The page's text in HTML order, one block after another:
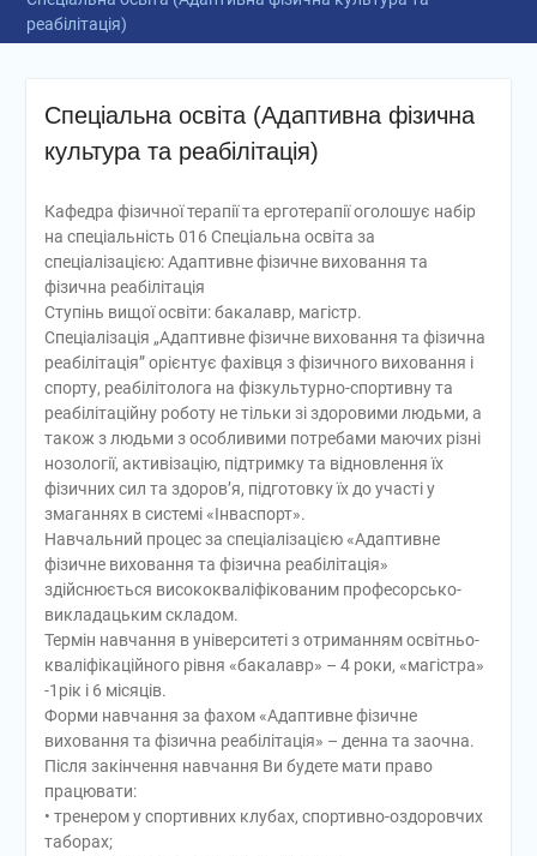
реабілітація)
Спеціальна освіта (Адаптивна фізична
культура та реабілітація)
Кафедра фізичної терапії та ерготерапії оголошує набір
на спеціальність 016 Спеціальна освіта за
спеціалізацією: Адаптивне фізичне виховання та
фізична реабілітація
Ступінь вищої освіти: бакалавр, магістр.
Спеціалізація „Адаптивне фізичне виховання та фізична
реабілітація” орієнтує фахівця з фізичного виховання і
спорту, реабілітолога на фізкультурно-спортивну та
реабілітаційну роботу не тільки зі здоровими людьми, а
також з людьми з особливими потребами маючих різні
нозології, активізацію, підтримку та відновлення їх
фізичних сил та здоров’я, підготовку їх до участі у
змаганнях в системі «Інваспорт».
Навчальний процес за спеціалізацією «Адаптивне
фізичне виховання та фізична реабілітація»
здійснюється висококваліфікованим професорсько-
викладацьким складом.
Термін навчання в університеті з отриманням освітньо-
кваліфікаційного рівня «бакалавр» – 4 роки, «магістра»
-1рік і 6 місяців.
Форми навчання за фахом «Адаптивне фізичне
виховання та фізична реабілітація» – денна та заочна.
Після закінчення навчання Ви будете мати право
працювати:
• тренером у спортивних клубах, спортивно-оздоровчих
таборах;